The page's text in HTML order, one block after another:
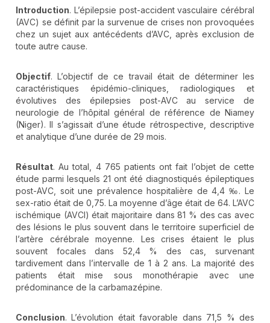
Introduction. L’épilepsie post-accident vasculaire cérébral
(AVC) se définit par la survenue de crises non provoquées
chez un sujet aux antécédents d’AVC, après exclusion de
toute autre cause.
Objectif. L’objectif de ce travail était de déterminer les
caractéristiques épidémio-cliniques, radiologiques et
évolutives des épilepsies post-AVC au service de
neurologie de l’hôpital général de référence de Niamey
(Niger). Il s’agissait d’une étude rétrospective, descriptive
et analytique d’une durée de 29 mois.
Résultat. Au total, 4 765 patients ont fait l’objet de cette
étude parmi lesquels 21 ont été diagnostiqués épileptiques
post-AVC, soit une prévalence hospitalière de 4,4 ‰. Le
sex-ratio était de 0,75. La moyenne d’âge était de 64. L’AVC
ischémique (AVCI) était majoritaire dans 81 % des cas avec
des lésions le plus souvent dans le territoire superficiel de
l’artère cérébrale moyenne. Les crises étaient le plus
souvent focales dans 52,4 % des cas, survenant
tardivement dans l’intervalle de 1 à 2 ans. La majorité des
patients était mise sous monothérapie avec une
prédominance de la carbamazépine.
Conclusion. L’évolution était favorable dans 71,5 % des